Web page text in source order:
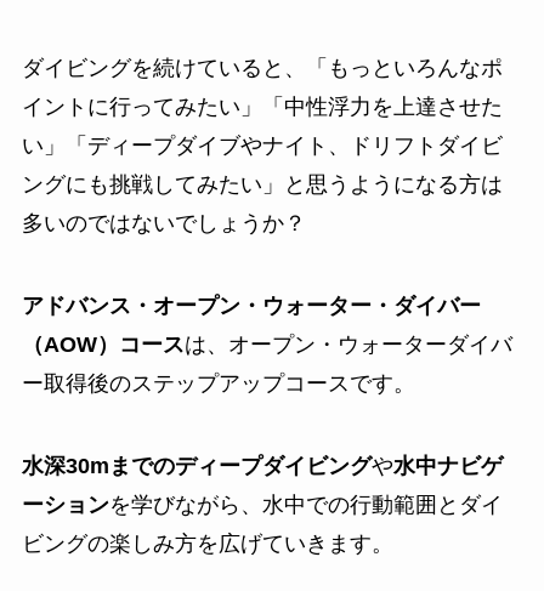
ダイビングを続けていると、「もっといろんなポ
イントに行ってみたい」「中性浮力を上達させた
い」「ディープダイブやナイト、ドリフトダイビ
ングにも挑戦してみたい」と思うようになる方は
多いのではないでしょうか？
アドバンス・オープン・ウォーター・ダイバー
（AOW）コースは、オープン・ウォーターダイバ
ー取得後のステップアップコースです。
水深30mまでのディープダイビングや水中ナビゲ
ーションを学びながら、水中での行動範囲とダイ
ビングの楽しみ方を広げていきます。